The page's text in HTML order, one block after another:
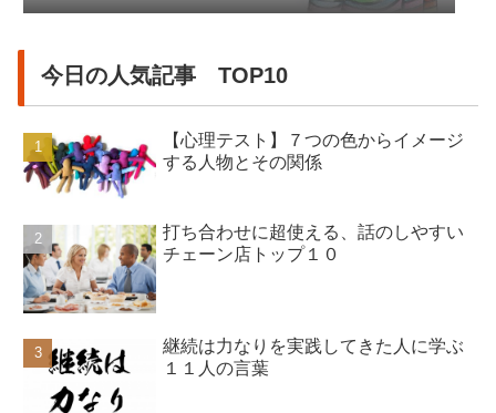
今日の人気記事 TOP10
【心理テスト】７つの色からイメージ
する人物とその関係
打ち合わせに超使える、話のしやすい
チェーン店トップ１０
継続は力なりを実践してきた人に学ぶ
１１人の言葉